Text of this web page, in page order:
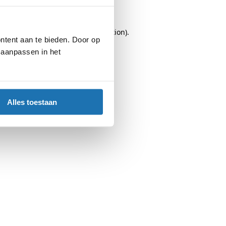
aan te bieden. Door op
in het
Alles toestaan
for more information).